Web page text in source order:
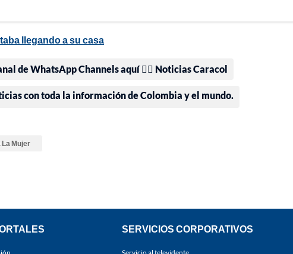
llegando a su casa
de WhatsApp Channels aquí 👉🏻 Noticias Caracol
con toda la información de Colombia y el mundo.
Mujer
SERVICIOS CORPORATIVOS